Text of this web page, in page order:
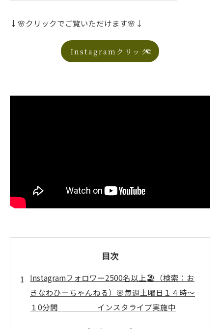
↓🌸クリックでご覧いただけます🌸↓
Instagramクリック
目次
Instagramフォロワー2500名以上🏖️（検索：お
きなわひーちゃんねる）🌸毎週土曜日１４時～
１0分間 インスタライブ実施中